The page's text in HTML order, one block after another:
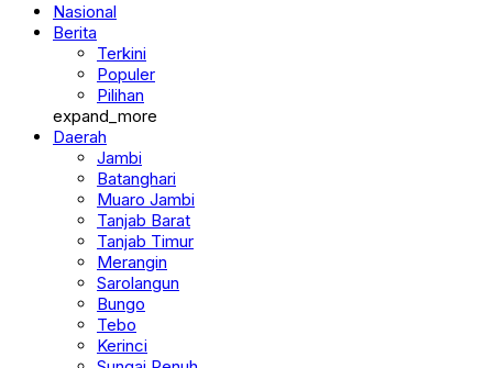
Nasional
Berita
Terkini
Populer
Pilihan
expand_more
Daerah
Jambi
Batanghari
Muaro Jambi
Tanjab Barat
Tanjab Timur
Merangin
Sarolangun
Bungo
Tebo
Kerinci